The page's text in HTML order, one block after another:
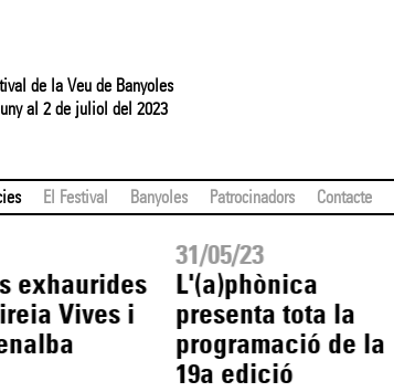
de la Veu de Banyoles
al 2 de juliol del 2023
El Festival Banyoles Patrocinadors Contacte
exhaurides
Vives i
31/05/23
L'(a)phònica
presenta tota la
programació de la
19a edició